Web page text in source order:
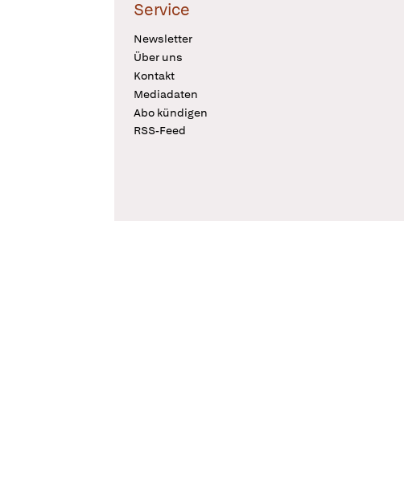
Service
Newsletter
Über uns
Kontakt
Mediadaten
Abo kündigen
RSS-Feed